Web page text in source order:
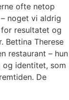
ofte netop
noget vi aldrig
resultatet og
Bettina Therese
restaurant – hun
identitet, som
De